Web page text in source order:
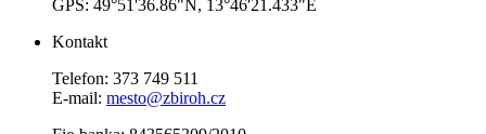
GPS: 49°51'36.86"N, 13°46'21.433"E
Kontakt
Telefon: 373 749 511
E-mail: mesto@zbiroh.cz